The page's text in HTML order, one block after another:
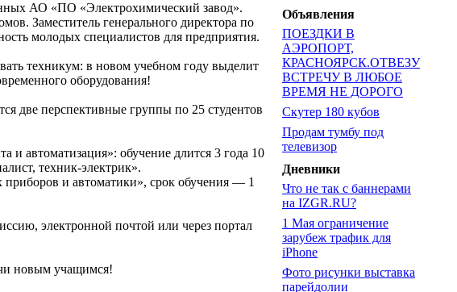
АО «ПО «Электрохимический завод».
Заместитель генерального директора по
молодых специалистов для предприятия.
техникум: в новом учебном году выделит
оборудования!
две перспективные группы по 25 студентов
и автоматизация»: обучение длится 3 года 10
техник-электрик».
приборов и автоматики», срок обучения — 1
электронной почтой или через портал
новым учащимся!
Объявления
ПОЕЗДКИ В
АЭРОПОРТ,
КРАСНОЯРСК.ОТВЕЗУ
ВСТРЕЧУ В ЛЮБОЕ
ВРЕМЯ НЕ ДОРОГО
Скутер 180 кубов
Продам тумбу под
телевизор
Дневники
Что не так с баннерами
на IZGR.RU?
1 Мая ограничение
зарубеж трафик для
iPhone
Фото рисунки выставка
парейдолии